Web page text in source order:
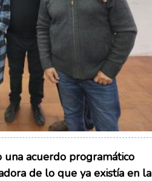
una acuerdo programático
de lo que ya existía en la